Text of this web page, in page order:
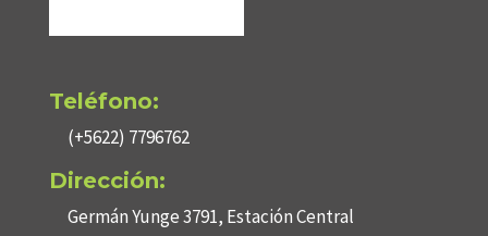
Teléfono:
(+5622) 7796762
Dirección:
Germán Yunge 3791, Estación Central